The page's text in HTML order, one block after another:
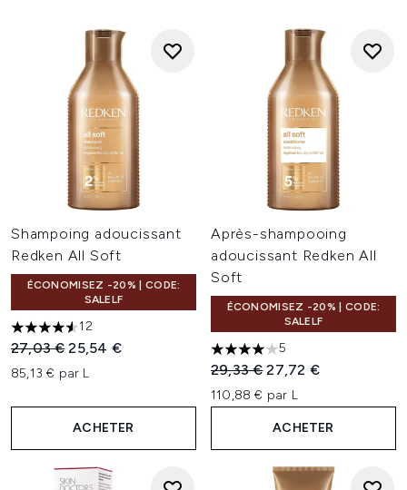
Shampoing adoucissant
Redken All Soft
ÉCONOMISEZ -20% | CODE:
SALELF
4.58 étoiles sur un maximum de 5
12
Prix de vente :
27,03 €Prix ​​actuel :
25,54 €
85,13 € par L
ACHETER
Après-shampooing
adoucissant Redken All
Soft
ÉCONOMISEZ -20% | CODE:
SALELF
4 étoiles sur un maximum de
5
Prix de vente :
29,33 €Prix ​​actuel :
27,72 €
110,88 € par L
ACHETER